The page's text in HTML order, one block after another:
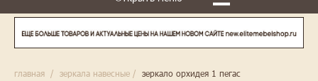
главная / зеркала навесные / зеркало орхидея 1 пегас